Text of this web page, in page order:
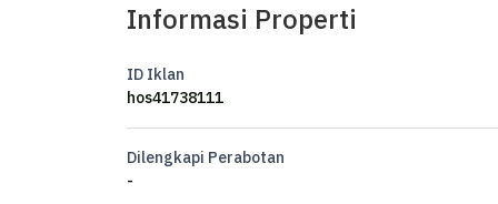
Kondisi : Semi Furnished
L.Tanah : 501 m²
Jumlah lantai : 2,5 lantai
Informasi Properti
ID Iklan
hos41738111
Dilengkapi Perabotan
-